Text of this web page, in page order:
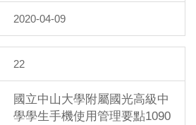
2020-04-09
22
國立中山大學附屬國光高級中
學學生手機使用管理要點1090